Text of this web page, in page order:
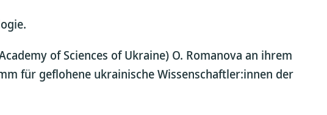
of Sciences of Ukraine) O. Romanova an ihrem
für geflohene ukrainische Wissenschaftler:innen der